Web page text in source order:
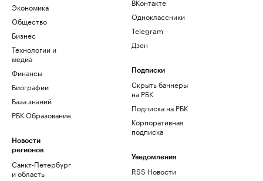
Экономика
Общество
Бизнес
Технологии и
медиа
Финансы
Биографии
База знаний
РБК Образование
Новости
регионов
Санкт-Петербург
и область
Одноклассники
Telegram
Дзен
Подписки
Скрыть баннеры
на РБК
Подписка на РБК
Корпоративная
подписка
Уведомления
RSS Новости